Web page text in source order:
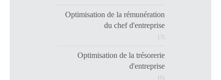
Optimisation de la rémunération
du chef d'entreprise
(3)
Optimisation de la trésorerie
d'entreprise
(6)